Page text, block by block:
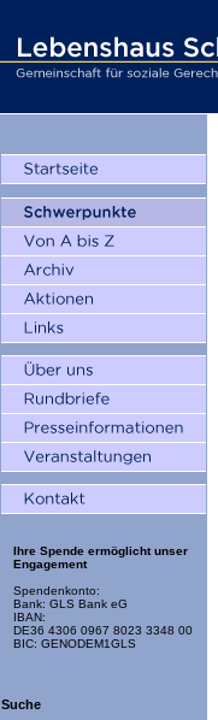
Ihre Spende ermöglicht unser
Engagement
Spendenkonto:
Bank: GLS Bank eG
IBAN:
DE36 4306 0967 8023 3348 00
BIC: GENODEM1GLS
Suche